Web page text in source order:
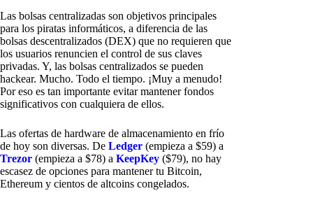
Las bolsas centralizadas son objetivos principales
para los piratas informáticos, a diferencia de las
bolsas descentralizados (DEX) que no requieren que
los usuarios renuncien el control de sus claves
privadas. Y, las bolsas centralizados se pueden
hackear. Mucho. Todo el tiempo. ¡Muy a menudo!
Por eso es tan importante evitar mantener fondos
significativos con cualquiera de ellos.
Las ofertas de hardware de almacenamiento en frío
de hoy son diversas. De Ledger (empieza a $59) a
Trezor (empieza a $78) a KeepKey ($79), no hay
escasez de opciones para mantener tu Bitcoin,
Ethereum y cientos de altcoins congelados.